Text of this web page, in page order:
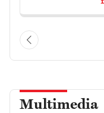
Multimedia